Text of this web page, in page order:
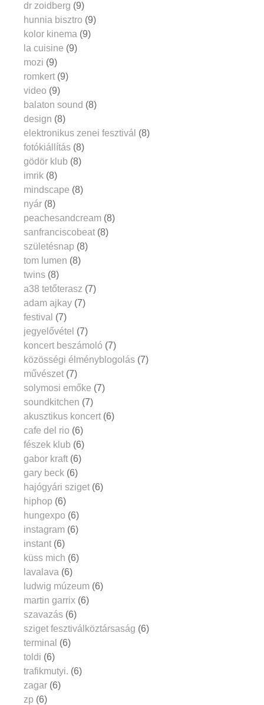
dr zoidberg (9)
hunnia bisztro (9)
kolor kinema (9)
la cuisine (9)
mozi (9)
romkert (9)
video (9)
balaton sound (8)
design (8)
elektronikus zenei fesztivál (8)
fotókiállítás (8)
gödör klub (8)
imrik (8)
mindscape (8)
nyár (8)
peachesandcream (8)
sanfranciscobeat (8)
születésnap (8)
tom lumen (8)
twins (8)
a38 tetőterasz (7)
adam ajkay (7)
festival (7)
jegyelővétel (7)
koncert beszámoló (7)
közösségi élményblogolás (7)
művészet (7)
solymosi emőke (7)
soundkitchen (7)
akusztikus koncert (6)
cafe del rio (6)
fészek klub (6)
gabor kraft (6)
gary beck (6)
hajógyári sziget (6)
hiphop (6)
hungexpo (6)
instagram (6)
instant (6)
küss mich (6)
lavalava (6)
ludwig múzeum (6)
martin garrix (6)
szavazás (6)
sziget fesztiválköztársaság (6)
terminal (6)
toldi (6)
trafikmutyi. (6)
zagar (6)
zp (6)